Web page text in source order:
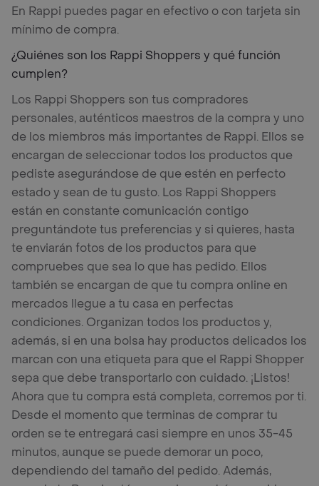
En Rappi puedes pagar en efectivo o con tarjeta sin
mínimo de compra.
¿Quiénes son los Rappi Shoppers y qué función
cumplen?
Los Rappi Shoppers son tus compradores
personales, auténticos maestros de la compra y uno
de los miembros más importantes de Rappi. Ellos se
encargan de seleccionar todos los productos que
pediste asegurándose de que estén en perfecto
estado y sean de tu gusto. Los Rappi Shoppers
están en constante comunicación contigo
preguntándote tus preferencias y si quieres, hasta
te enviarán fotos de los productos para que
compruebes que sea lo que has pedido. Ellos
también se encargan de que tu compra online en
mercados llegue a tu casa en perfectas
condiciones. Organizan todos los productos y,
además, si en una bolsa hay productos delicados los
marcan con una etiqueta para que el Rappi Shopper
sepa que debe transportarlo con cuidado. ¡Listos!
Ahora que tu compra está completa, corremos por ti.
Desde el momento que terminas de comprar tu
orden se te entregará casi siempre en unos 35-45
minutos, aunque se puede demorar un poco,
dependiendo del tamaño del pedido. Además,